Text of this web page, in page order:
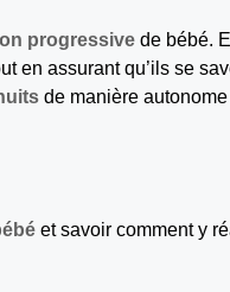
progressive de bébé.
en assurant qu’ils se
de manière
et savoir comment y